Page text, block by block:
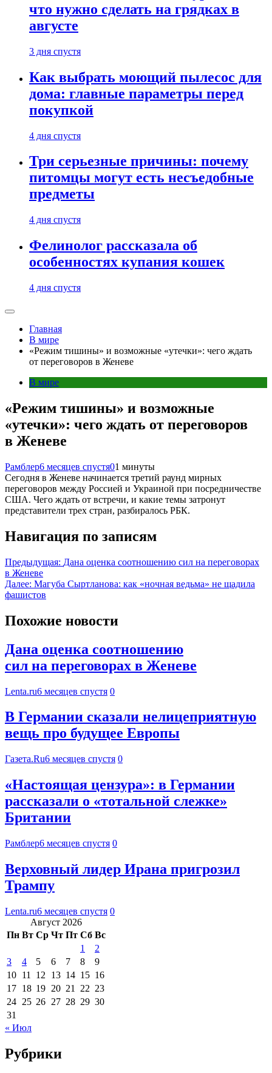
что нужно сделать на грядках в
августе
3 дня спустя
Как выбрать моющий пылесос для
дома: главные параметры перед
покупкой
4 дня спустя
Три серьезные причины: почему
питомцы могут есть несъедобные
предметы
4 дня спустя
Фелинолог рассказала об
особенностях купания кошек
4 дня спустя
Главная
В мире
«Режим тишины» и возможные «утечки»: чего ждать
от переговоров в Женеве
В мире
«Режим тишины» и возможные
«утечки»: чего ждать от переговоров
в Женеве
Рамблер6 месяцев спустя01 минуты
Сегодня в Женеве начинается третий раунд мирных
переговоров между Россией и Украиной при посредничестве
США. Чего ждать от встречи, и какие темы затронут
представители трех стран, разбиралось РБК.
Навигация по записям
Предыдущая: Дана оценка соотношению сил на переговорах
в Женеве
Далее: Магуба Сыртланова: как «ночная ведьма» не щадила
фашистов
Похожие новости
Дана оценка соотношению
сил на переговорах в Женеве
Lenta.ru6 месяцев спустя 0
В Германии сказали нелицеприятную
вещь про будущее Европы
Газета.Ru6 месяцев спустя 0
«Настоящая цензура»: в Германии
рассказали о «тотальной слежке»
Британии
Рамблер6 месяцев спустя 0
Верховный лидер Ирана пригрозил
Трампу
Lenta.ru6 месяцев спустя 0
Август 2026
Пн Вт Ср Чт Пт Сб Вс
1
2
3
4 5 6 7 8
9
10 11 12 13 14 15 16
17 18 19 20 21 22 23
24 25 26 27 28 29 30
31
« Июл
Рубрики